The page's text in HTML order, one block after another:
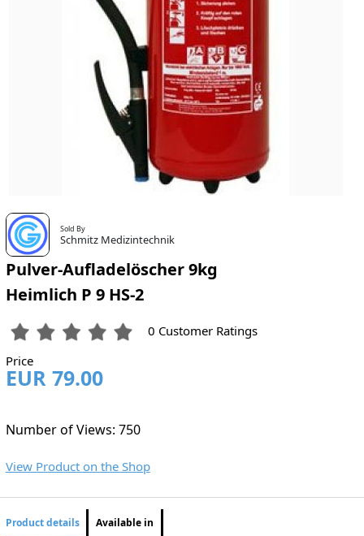
Sold By
Schmitz Medizintechnik
Pulver-Aufladelöscher 9kg
Heimlich P 9 HS-2
0 Customer Ratings
Price
EUR 79.00
Number of Views: 750
View Product on the Shop
Product details Available in